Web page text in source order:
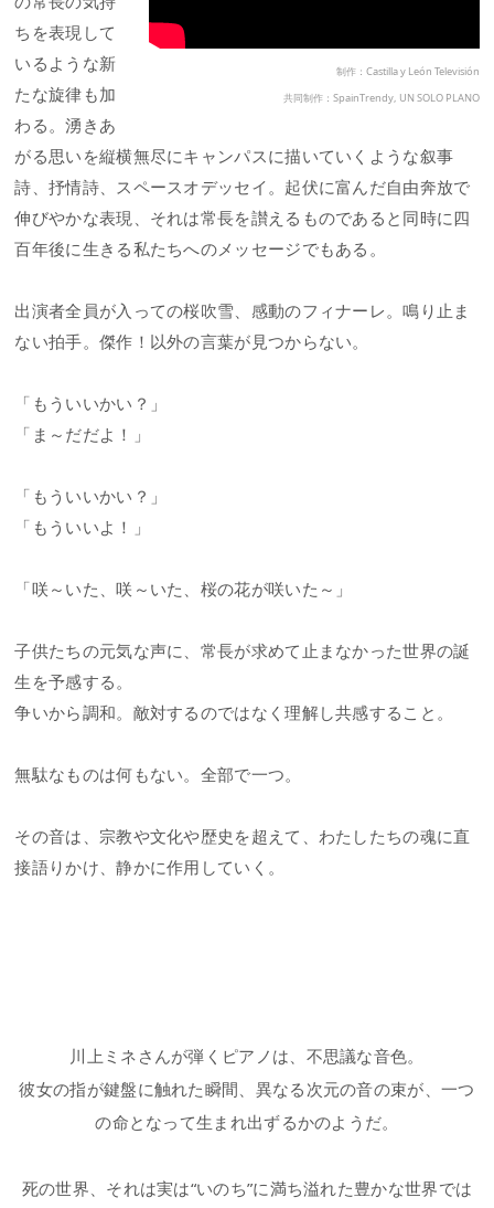
制作：Castilla y León Televisión
共同制作：SpainTrendy, UN SOLO PLANO
ちを表現して
いるような新
たな旋律も加
わる。湧きあ
がる思いを縦横無尽にキャンパスに描いていくような叙事
詩、抒情詩、スペースオデッセイ。起伏に富んだ自由奔放で
伸びやかな表現、それは常長を讃えるものであると同時に四
百年後に生きる私たちへのメッセージでもある。
出演者全員が入っての桜吹雪、感動のフィナーレ。鳴り止ま
ない拍手。傑作！以外の言葉が見つからない。
「もういいかい？」
「ま～だだよ！」
「もういいかい？」
「もういいよ！」
「咲～いた、咲～いた、桜の花が咲いた～」
子供たちの元気な声に、常長が求めて止まなかった世界の誕
生を予感する。
争いから調和。敵対するのではなく理解し共感すること。
無駄なものは何もない。全部で一つ。
その音は、宗教や文化や歴史を超えて、わたしたちの魂に直
接語りかけ、静かに作用していく。
川上ミネさんが弾くピアノは、不思議な音色。
彼女の指が鍵盤に触れた瞬間、異なる次元の音の束が、一つ
の命となって生まれ出ずるかのようだ。
死の世界、それは実は“いのち”に満ち溢れた豊かな世界では